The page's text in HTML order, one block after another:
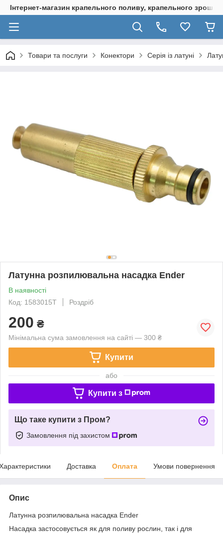
Інтернет-магазин крапельного поливу, крапельного
Товари та послуги Конектори Серія із латуні
Латунна розпилювальна насадка Ender
В наявності
Код: 1583015Т
Роздріб
200 ₴
Мінімальна сума замовлення на сайті — 300 ₴
Купити
або
Купити з
Що таке купити з Пром?
Замовлення під захистом
Доставка Оплата Умови повернення
Опис
Латунна розпилювальна насадка Ender
Насадка застосовується як для поливу рослин, так і для